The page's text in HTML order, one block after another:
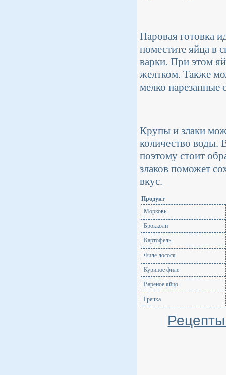
Паровая готовка
поместите яйца в
варки. При этом
желтком. Также
мелко
Крупы и злаки
количество воды.
поэтому стоит
злаков поможет
вкус.
Продукт
Морковь
Брокколи
Картофель
Филе лосося
Куриное филе
Вареное яйцо
Гречка